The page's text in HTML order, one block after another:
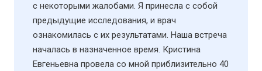
с некоторыми жалобами. Я принесла с собой
предыдущие исследования, и врач
ознакомилась с их результатами. Наша встреча
началась в назначенное время. Кристина
Евгеньевна провела со мной приблизительно 40